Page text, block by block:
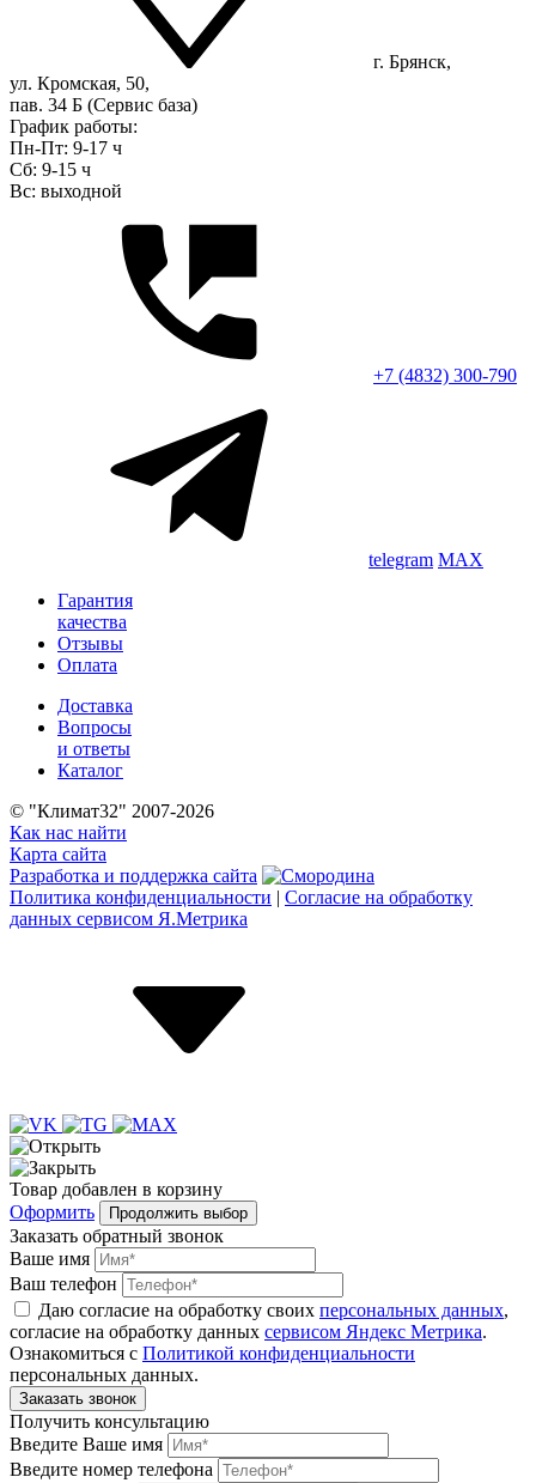
г. Брянск,
ул. Кромская, 50,
пав. 34 Б (Сервис база)
График работы:
Пн-Пт: 9-17 ч
Сб: 9-15 ч
Вс: выходной
+7 (4832) 300-790
telegram MAX
Гарантия
качества
Отзывы
Оплата
Доставка
Вопросы
и ответы
Каталог
© "Климат32" 2007-2026
Как нас найти
Карта сайта
Разработка и поддержка сайта
Политика конфиденциальности | Согласие на обработку
данных сервисом Я.Метрика
Товар добавлен в корзину
Оформить
Продолжить выбор
Заказать обратный звонок
Ваше имя
Ваш телефон
Даю согласие на обработку своих персональных данных,
согласие на обработку данных сервисом Яндекс Метрика.
Ознакомиться с Политикой конфиденциальности
персональных данных.
Получить консультацию
Введите Ваше имя
Введите номер телефона